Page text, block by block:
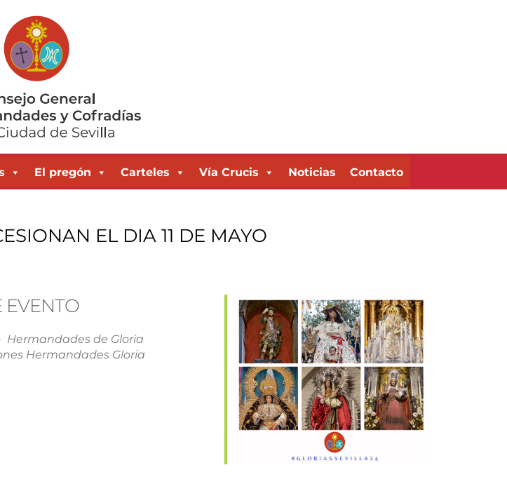
El pregón Carteles Vía Crucis Noticias Contacto
EL DIA 11 DE MAYO
Outlook Live
EVENTO
Hermandades de Gloria
Hermandades Gloria